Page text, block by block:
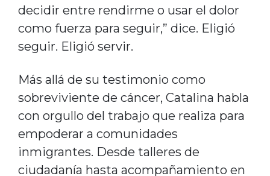
decidir entre rendirme o usar el dolor
como fuerza para seguir,” dice. Eligió
seguir. Eligió servir.
Más allá de su testimonio como
sobreviviente de cáncer, Catalina habla
con orgullo del trabajo que realiza para
empoderar a comunidades
inmigrantes. Desde talleres de
ciudadanía hasta acompañamiento en